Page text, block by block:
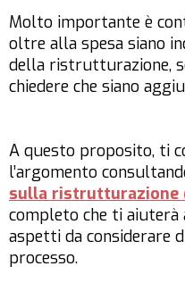
Molto importante è
oltre alla spesa siano
della ristrutturazione,
chiedere che siano
A questo proposito, ti
l’argomento
sulla ristrutturazione
completo che ti
aspetti da considerare
processo.